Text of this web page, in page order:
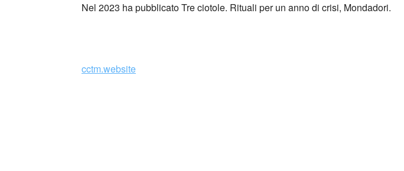
Nel 2023 ha pubblicato Tre ciotole. Rituali per un anno di crisi, Mondadori.
cctm.website